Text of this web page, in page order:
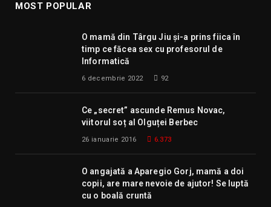
MOST POPULAR
O mamă din Târgu Jiu și-a prins fiica în
timp ce făcea sex cu profesorul de
Informatică
6 decembrie 2022 92
Ce „secret” ascunde Remus Novac,
viitorul soț al Olguței Berbec
26 ianuarie 2016 6.373
O angajată a Aparegio Gorj, mamă a doi
copii, are mare nevoie de ajutor! Se luptă
cu o boală cruntă